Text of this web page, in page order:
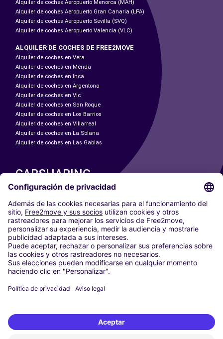
Alquiler de coches Aeropuerto Menorca (MAH)
Alquiler de coches Aeropuerto Gran Canaria (LPA)
Alquiler de coches Aeropuerto Sevilla (SVQ)
Alquiler de coches Aeropuerto Valencia (VLC)
ALQUILER DE COCHES DE FREE2MOVE
Alquiler de coches en Vera
Alquiler de coches en Mérida
Alquiler de coches en Inca
Alquiler de coches en Argentona
Alquiler de coches en Vic
Alquiler de coches en San Roque
Alquiler de coches en Los Barrios
Alquiler de coches en Villarreal
Alquiler de coches en La Solana
Alquiler de coches en Las Gabias
CARSHARING
NUESTRAS CIUDADES
Paris
Madrid
Washington DC
Milán
Roma
Turín
Viena
Berlín
Düsseldorf